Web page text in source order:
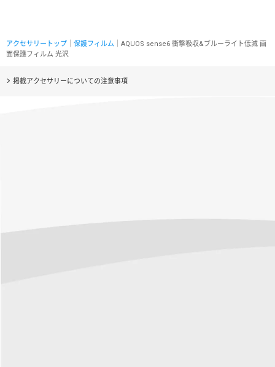
アクセサリートップ 保護フィルム ｜AQUOS sense6 衝撃吸収&ブルーライト低減 画
面保護フィルム 光沢
掲載アクセサリーについての注意事項